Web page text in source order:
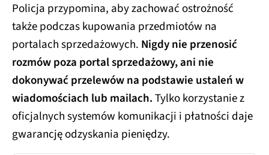
Policja przypomina, aby zachować ostrożność
także podczas kupowania przedmiotów na
portalach sprzedażowych. Nigdy nie przenosić
rozmów poza portal sprzedażowy, ani nie
dokonywać przelewów na podstawie ustaleń w
wiadomościach lub mailach.Tylko korzystanie z
oficjalnych systemów komunikacji i płatności daje
gwarancję odzyskania pieniędzy.